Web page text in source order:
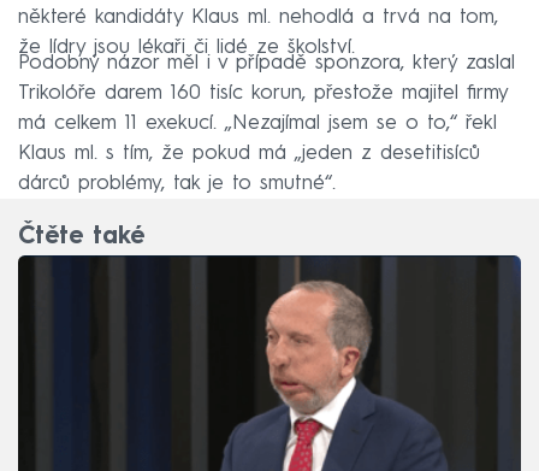
některé kandidáty Klaus ml. nehodlá a trvá na tom,
že lídry jsou lékaři či lidé ze školství.
Podobný názor měl i v případě sponzora, který zaslal
Trikolóře darem 160 tisíc korun, přestože majitel firmy
má celkem 11 exekucí. „Nezajímal jsem se o to,“ řekl
Klaus ml. s tím, že pokud má „jeden z desetitisíců
dárců problémy, tak je to smutné“.
Čtěte také